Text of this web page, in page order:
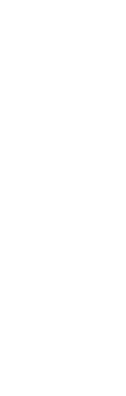
今回はブレーキ
ンセットも嵌ま
3人目のドライ
ットアップを進
ックで、このセ
53～16：
温度：Q1開始
ムで予選は開始
大草が初めてQ1